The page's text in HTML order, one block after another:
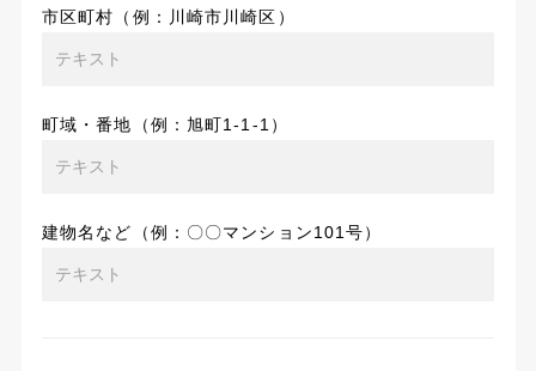
市区町村（例：川崎市川崎区）
町域・番地（例：旭町1-1-1）
建物名など（例：〇〇マンション101号）